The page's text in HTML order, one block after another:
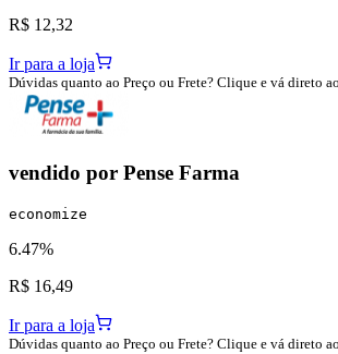
R$ 12,32
Ir para a loja
Dúvidas quanto ao Preço ou Frete? Clique e vá direto
vendido por Pense Farma
economize
6.47%
R$ 16,49
Ir para a loja
Dúvidas quanto ao Preço ou Frete? Clique e vá direto